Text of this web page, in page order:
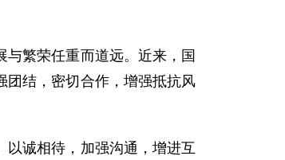
繁荣任重而道远。近来，国
团结，密切合作，增强抵抗风
诚相待，加强沟通，增进互